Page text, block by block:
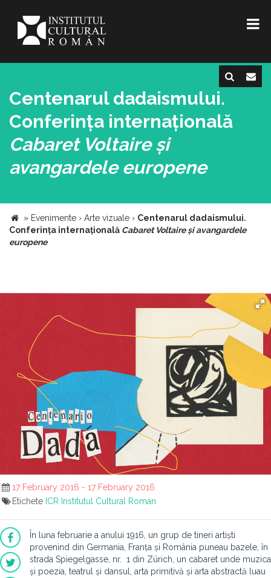
Centenarul dadaismului.
Conferința internațională
Cabaret Voltaire și
avangardele europene
» Evenimente › Arte vizuale › Centenarul dadaismului.
Conferința internațională Cabaret Voltaire și avangardele
europene
17 February 2016 - 17 February 2016
Etichete ICR Institutul Cultural Roman
În luna februarie a anului 1916, un grup de tineri artiști
provenind din Germania, Franța și România puneau bazele, în
strada Spiegelgasse, nr. 1 din Zürich, un cabaret unde muzica
și poezia, teatrul și dansul, arta primitivă și arta abstractă luau